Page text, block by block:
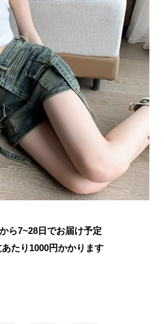
ら7~28日でお届け予定
たり 1000円かかります